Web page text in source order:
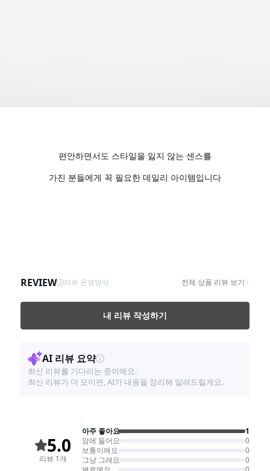
편안하면서도 스타일을 잃지 않는 센스를
가진 분들에게 꼭 필요한 데일리 아이템입니다